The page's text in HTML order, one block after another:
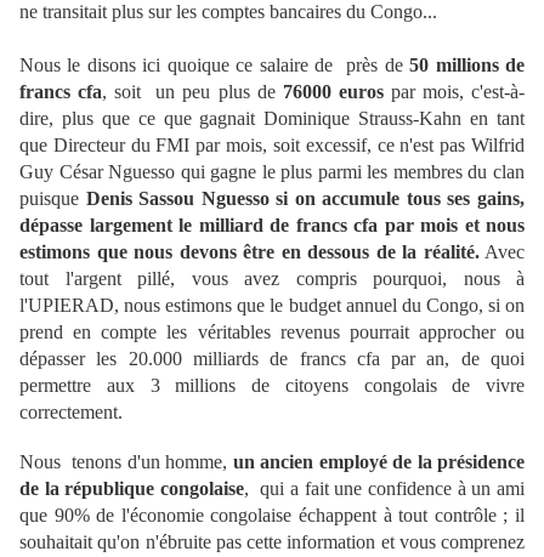
ne transitait plus sur les comptes bancaires du Congo...
Nous le disons ici quoique ce salaire de près de50 millions de
francs cfa, soit un peu plus de 76000 eurospar mois, c'est-à-
dire, plus que ce que gagnait Dominique Strauss-Kahn en tant
que Directeur du FMI par mois, soit excessif, ce n'est pas Wilfrid
Guy César Nguesso qui gagne le plus parmi les membres du clan
puisque Denis Sassou Nguesso si on accumule tous ses gains,
dépasse largement le milliard de francs cfa par mois et nous
estimons que nous devons être en dessous de la réalité.Avec
tout l'argent pillé, vous avez compris pourquoi, nous à
l'UPIERAD, nous estimons que le budget annuel du Congo, si on
prend en compte les véritables revenus pourrait approcher ou
dépasser les 20.000 milliards de francs cfa par an, de quoi
permettre aux 3 millions de citoyens congolais de vivre
correctement.
Nous tenons d'un homme, un ancien employé de la présidence
de la république congolaise, qui a fait une confidence à un ami
que 90% de l'économie congolaise échappent à tout contrôle ; il
souhaitait qu'on n'ébruite pas cette information et vous comprenez